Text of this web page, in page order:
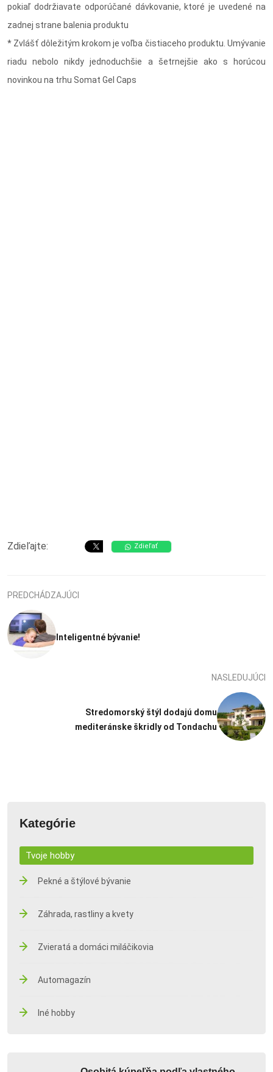
pokiaľ dodržiavate odporúčané dávkovanie, ktoré je uvedené na
zadnej strane balenia produktu
* Zvlášť dôležitým krokom je voľba čistiaceho produktu. Umývanie
riadu nebolo nikdy jednoduchšie a šetrnejšie ako s horúcou
novinkou na trhu Somat Gel Caps
Zdieľajte: Zdieľať
PREDCHÁDZAJÚCI
Inteligentné bývanie!
NASLEDUJÚCI
Stredomorský štýl dodajú domu
mediteránske škridly od Tondachu
Kategórie
Tvoje hobby
Pekné a štýlové bývanie
Záhrada, rastliny a kvety
Zvieratá a domáci miláčikovia
Automagazín
Iné hobby